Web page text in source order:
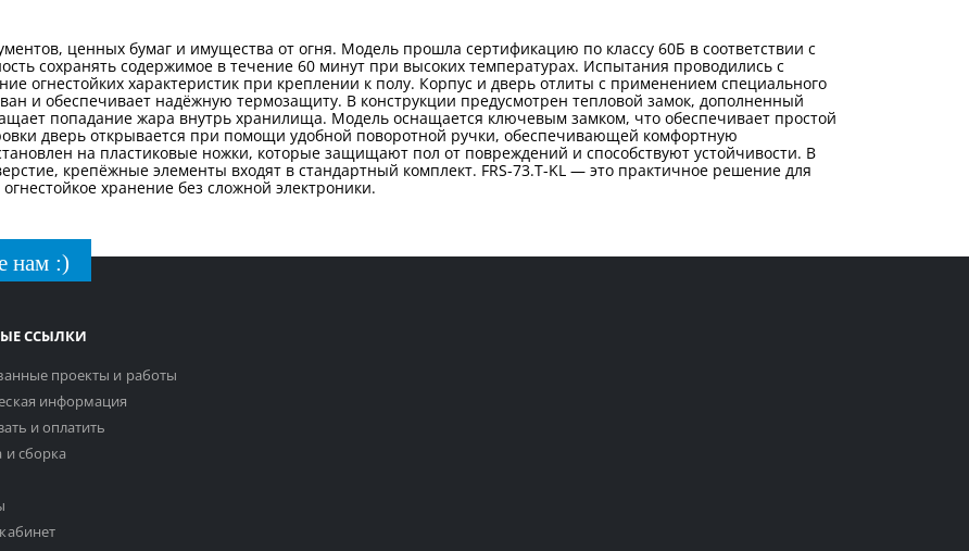
ценных бумаг и имущества от огня. Модель прошла сертификацию по классу 60Б в соответствии с
сохранять содержимое в течение 60 минут при высоких температурах. Испытания проводились с
огнестойких характеристик при креплении к полу. Корпус и дверь отлиты с применением специального
и обеспечивает надёжную термозащиту. В конструкции предусмотрен тепловой замок, дополненный
попадание жара внутрь хранилища. Модель оснащается ключевым замком, что обеспечивает простой
дверь открывается при помощи удобной поворотной ручки, обеспечивающей комфортную
на пластиковые ножки, которые защищают пол от повреждений и способствуют устойчивости. В
крепёжные элементы входят в стандартный комплект. FRS-73.T-KL — это практичное решение для
хранение без сложной электроники.
нам :)
ССЫЛКИ
проекты и работы
информация
и оплатить
и сборка